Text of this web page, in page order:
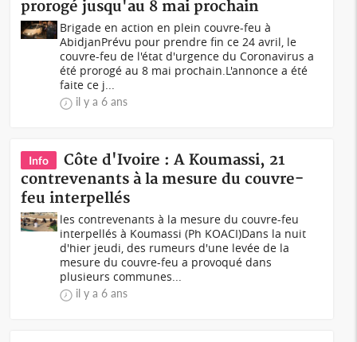
prorogé jusqu'au 8 mai prochain
Brigade en action en plein couvre-feu à
AbidjanPrévu pour prendre fin ce 24 avril, le
couvre-feu de l'état d'urgence du Coronavirus a
été prorogé au 8 mai prochain.L'annonce a été
faite ce j...
il y a 6 ans
Info
Côte d'Ivoire : A Koumassi, 21
contrevenants à la mesure du couvre-
feu interpellés
les contrevenants à la mesure du couvre-feu
interpellés à Koumassi (Ph KOACI)Dans la nuit
d'hier jeudi, des rumeurs d'une levée de la
mesure du couvre-feu a provoqué dans
plusieurs communes...
il y a 6 ans